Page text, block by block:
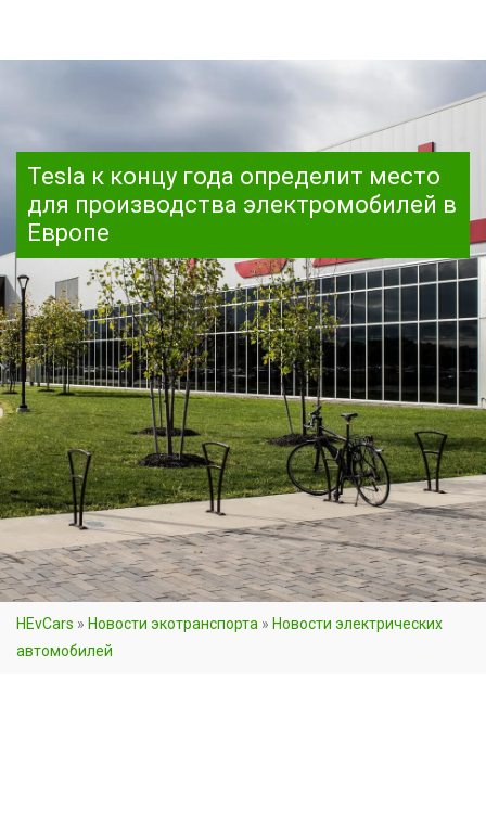
Tesla к концу года определит место
для производства электромобилей в
Европе
HEvCars » Новости экотранспорта » Новости электрических
автомобилей